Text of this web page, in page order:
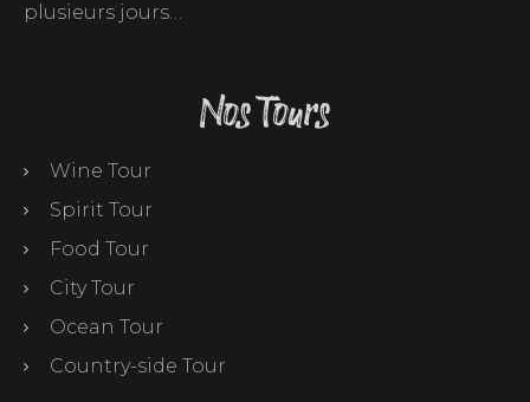
plusieurs jours…
Nos Tours
Wine Tour
Spirit Tour
Food Tour
City Tour
Ocean Tour
Country-side Tour